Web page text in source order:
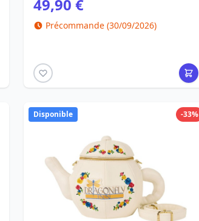
49,90 €
Précommande (30/09/2026)
-33%
Disponible